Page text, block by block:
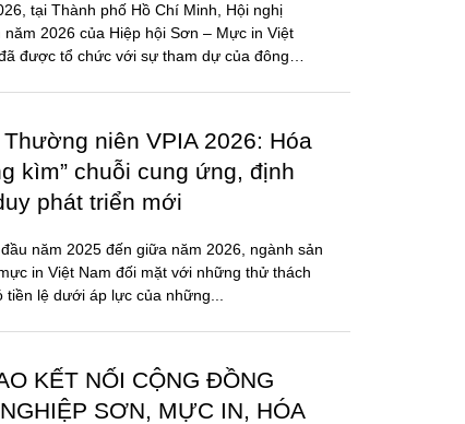
tại Thành phố Hồ Chí Minh, Hội nghị
2026 của Hiệp hội Sơn – Mực in Việt
được tổ chức với sự tham dự của đông
niên VPIA 2026: Hóa
kìm” chuỗi cung ứng, định
phát triển mới
năm 2025 đến giữa năm 2026, ngành sản
in Việt Nam đối mặt với những thử thách
lệ dưới áp lực của những...
KẾT NỐI CỘNG ĐỒNG
SƠN, MỰC IN, HÓA